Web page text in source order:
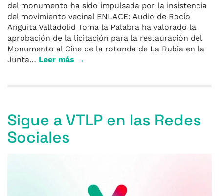
del monumento ha sido impulsada por la insistencia
del movimiento vecinal ENLACE: Audio de Rocío
Anguita Valladolid Toma la Palabra ha valorado la
aprobación de la licitación para la restauración del
Monumento al Cine de la rotonda de La Rubia en la
Junta… Leer más →
Sigue a VTLP en las Redes
Sociales